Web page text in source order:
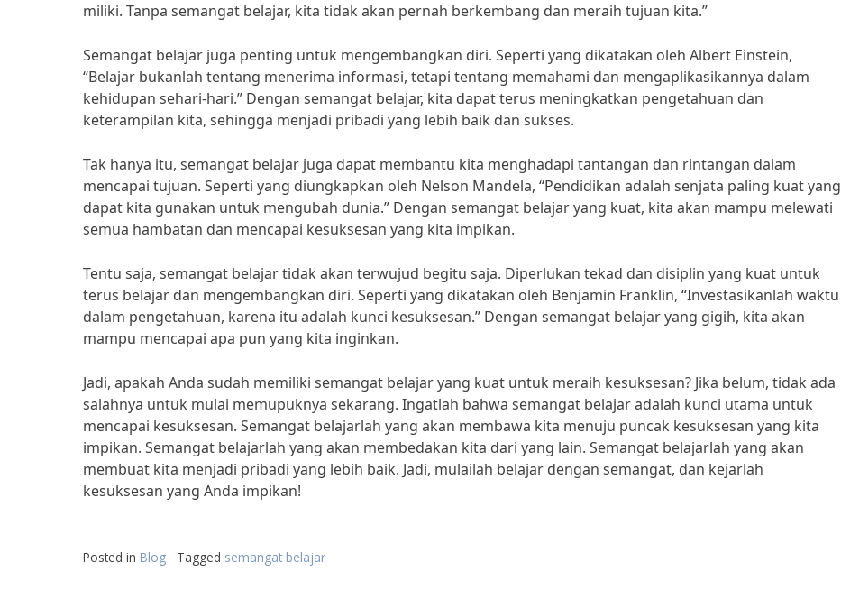
miliki. Tanpa semangat belajar, kita tidak akan pernah berkembang dan meraih tujuan kita.”
Semangat belajar juga penting untuk mengembangkan diri. Seperti yang dikatakan oleh Albert Einstein,
“Belajar bukanlah tentang menerima informasi, tetapi tentang memahami dan mengaplikasikannya dalam
kehidupan sehari-hari.” Dengan semangat belajar, kita dapat terus meningkatkan pengetahuan dan
keterampilan kita, sehingga menjadi pribadi yang lebih baik dan sukses.
Tak hanya itu, semangat belajar juga dapat membantu kita menghadapi tantangan dan rintangan dalam
mencapai tujuan. Seperti yang diungkapkan oleh Nelson Mandela, “Pendidikan adalah senjata paling kuat yang
dapat kita gunakan untuk mengubah dunia.” Dengan semangat belajar yang kuat, kita akan mampu melewati
semua hambatan dan mencapai kesuksesan yang kita impikan.
Tentu saja, semangat belajar tidak akan terwujud begitu saja. Diperlukan tekad dan disiplin yang kuat untuk
terus belajar dan mengembangkan diri. Seperti yang dikatakan oleh Benjamin Franklin, “Investasikanlah waktu
dalam pengetahuan, karena itu adalah kunci kesuksesan.” Dengan semangat belajar yang gigih, kita akan
mampu mencapai apa pun yang kita inginkan.
Jadi, apakah Anda sudah memiliki semangat belajar yang kuat untuk meraih kesuksesan? Jika belum, tidak ada
salahnya untuk mulai memupuknya sekarang. Ingatlah bahwa semangat belajar adalah kunci utama untuk
mencapai kesuksesan. Semangat belajarlah yang akan membawa kita menuju puncak kesuksesan yang kita
impikan. Semangat belajarlah yang akan membedakan kita dari yang lain. Semangat belajarlah yang akan
membuat kita menjadi pribadi yang lebih baik. Jadi, mulailah belajar dengan semangat, dan kejarlah
kesuksesan yang Anda impikan!
Posted in Blog Tagged semangat belajar